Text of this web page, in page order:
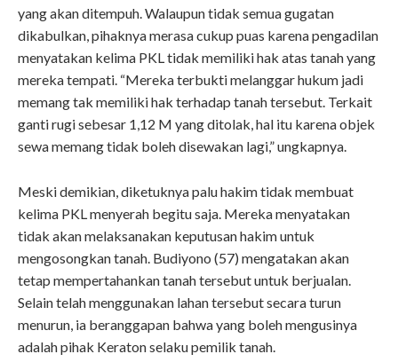
yang akan ditempuh. Walaupun tidak semua gugatan
dikabulkan, pihaknya merasa cukup puas karena pengadilan
menyatakan kelima PKL tidak memiliki hak atas tanah yang
mereka tempati. “Mereka terbukti melanggar hukum jadi
memang tak memiliki hak terhadap tanah tersebut. Terkait
ganti rugi sebesar 1,12 M yang ditolak, hal itu karena objek
sewa memang tidak boleh disewakan lagi,” ungkapnya.
Meski demikian, diketuknya palu hakim tidak membuat
kelima PKL menyerah begitu saja. Mereka menyatakan
tidak akan melaksanakan keputusan hakim untuk
mengosongkan tanah. Budiyono (57) mengatakan akan
tetap mempertahankan tanah tersebut untuk berjualan.
Selain telah menggunakan lahan tersebut secara turun
menurun, ia beranggapan bahwa yang boleh mengusinya
adalah pihak Keraton selaku pemilik tanah.